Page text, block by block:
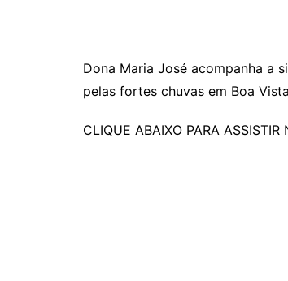
Dona Maria José acompanha a
pelas fortes chuvas em Boa
CLIQUE ABAIXO PARA ASSISTIR